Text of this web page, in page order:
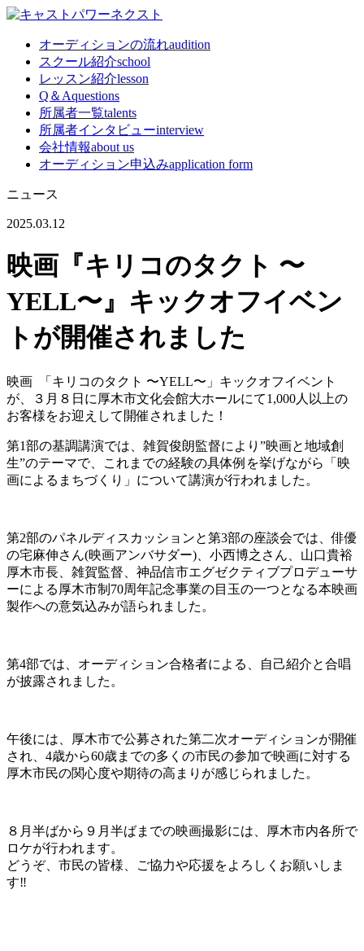
オーディションの流れaudition
スクール紹介school
レッスン紹介lesson
Q＆Aquestions
所属者一覧talents
所属者インタビューinterview
会社情報about us
オーディション申込みapplication form
ニュース
2025.03.12
映画『キリコのタクト 〜
YELL〜』キックオフイベン
トが開催されました
映画 「キリコのタクト 〜YELL〜」キックオフイベント
が、３月８日に厚木市文化会館大ホールにて1,000人以上の
お客様をお迎えして開催されました！
第1部の基調講演では、雑賀俊朗監督により”映画と地域創
生”のテーマで、これまでの経験の具体例を挙げながら「映
画によるまちづくり」について講演が行われました。
第2部のパネルディスカッションと第3部の座談会では、俳優
の宅麻伸さん(映画アンバサダー)、小西博之さん、山口貴裕
厚木市長、雑賀監督、神品信市エグゼクティブプロデューサ
ーによる厚木市制70周年記念事業の目玉の一つとなる本映画
製作への意気込みが語られました。
第4部では、オーディション合格者による、自己紹介と合唱
が披露されました。
午後には、厚木市で公募された第二次オーディションが開催
され、4歳から60歳までの多くの市民の参加で映画に対する
厚木市民の関心度や期待の高まりが感じられました。
８月半ばから９月半ばまでの映画撮影には、厚木市内各所で
ロケが行われます。
どうぞ、市民の皆様、ご協力や応援をよろしくお願いしま
す‼️